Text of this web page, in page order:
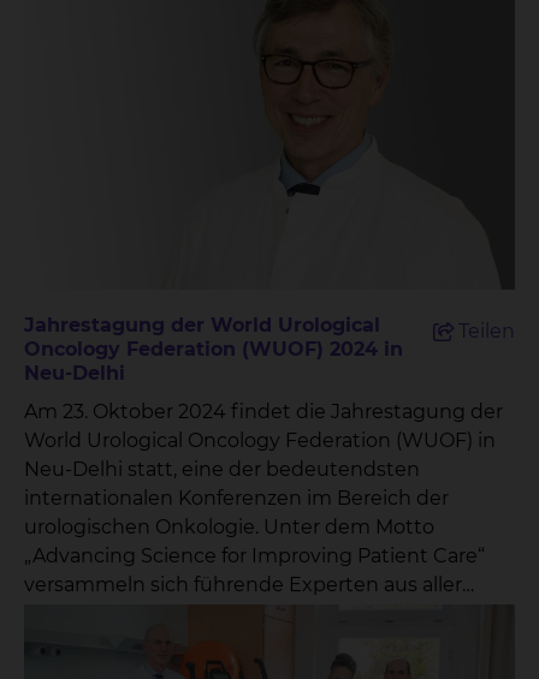
alle Interessierten ein, ihre Fragen in den
folgenden Kategorien einzureichen: Krebs im
Krebs im Verdauungstrakt Brustkrebs Prostata-
und Blasenkrebs Bewegung und Ernährung
während einer Krebserkrankung Die
Fachexperten Antworten und hilfreiche
Informationen zu erhalten. Prof. Dr. Wolfgang
Hoffmann, Sprecher des Cancer Centers
Braunschweig, betont die Bedeutung dieser
Initiative: „Mit dem ‚Krebs-Kompass‘ schaffen wir
eine wertvolle Brücke zwischen Patienten und
Experten. Es ist uns wichtig, dass die Menschen
die Informationen und Unterstützung erhalten,
die sie benötigen, um ihre Erkrankung besser zu
verstehen und aktiv mitgestalten zu können.“ Das
interdisziplinäres Zentrum, das alle onkologisch
Jahrestagung der World Urological
Oncology Federation (WUOF) 2024 in
Neu-Delhi
Teilen
Am 23. Oktober 2024 findet die Jahrestagung der
World Urological Oncology Federation (WUOF) in
Neu-Delhi statt, eine der bedeutendsten
internationalen Konferenzen im Bereich der
urologischen Onkologie. Unter dem Motto
„Advancing Science for Improving Patient Care“
versammeln sich führende Experten aus aller
Behandlungsmöglichkeiten in der Urologie zu